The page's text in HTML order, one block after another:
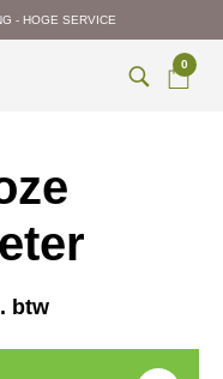
- HOGE SERVICE
0
btw